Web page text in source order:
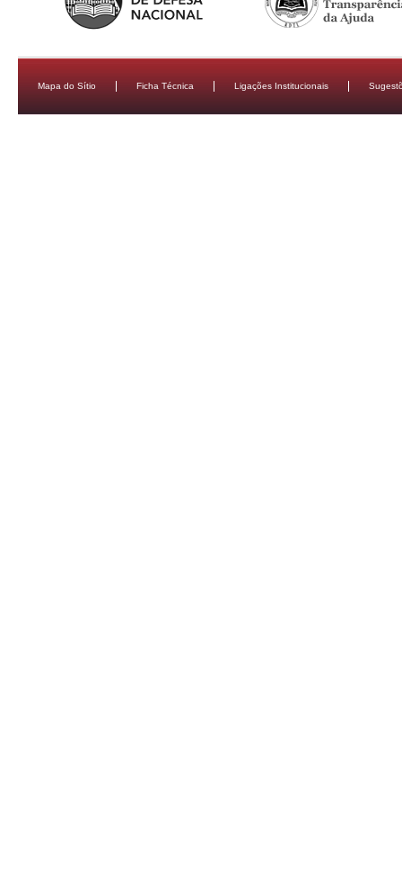
Mapa do Sítio Ficha Técnica Ligações Institucionais